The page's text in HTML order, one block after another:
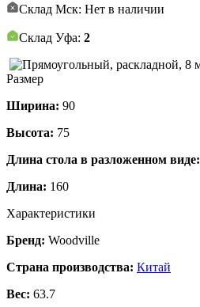
Склад Мск: Нет в наличии
Склад Уфа: 2
Размер
Ширина: 90
Высота: 75
Длина стола в разложенном виде:
Длина: 160
Характеристики
Бренд: Woodville
Страна производства: Китай
Вес: 63.7